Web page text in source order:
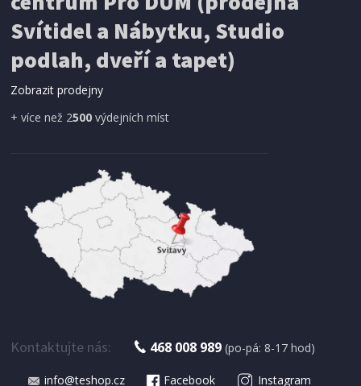
Svítidel a Nábytku, Studio
podlah, dveří a tapet)
Zobrazit prodejny
+ více než 2500 výdejních míst
Kontaktujte nás: 468 008 989 (po-pá: 8-17 hod)
info@teshop.cz Facebook Instagram